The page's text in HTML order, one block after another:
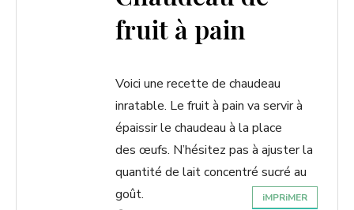
V
d
e
fruit à pain
Voici une recette de chaudeau
inratable. Le fruit à pain va servir à
épaissir le chaudeau à la place
des œufs. N’hésitez pas à ajuster la
quantité de lait concentré sucré au
goût.
iMPRiMER